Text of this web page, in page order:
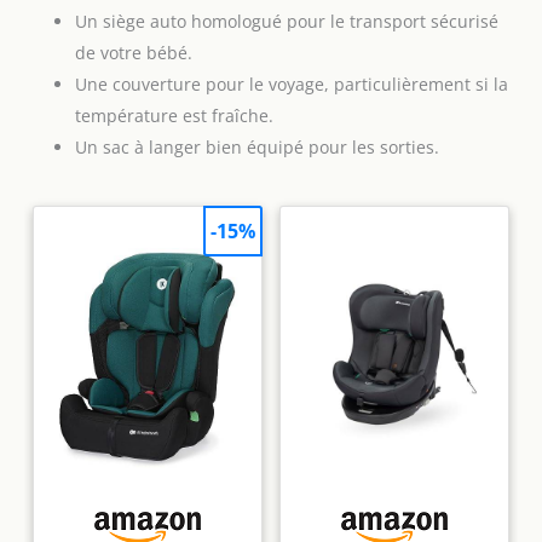
Un siège auto homologué pour le transport sécurisé
de votre bébé.
Une couverture pour le voyage, particulièrement si la
température est fraîche.
Un sac à langer bien équipé pour les sorties.
-15%